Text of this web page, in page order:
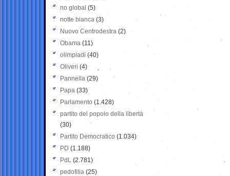
no global (5)
notte bianca (3)
Nuovo Centrodestra (2)
Obama (11)
olimpiadi (40)
Oliveri (4)
Pannella (29)
Papa (33)
Parlamento (1.428)
partito del popolo della libertà
(30)
Partito Democratico (1.034)
PD (1.188)
PdL (2.781)
pedofilia (25)